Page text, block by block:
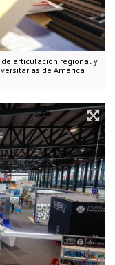
articulación regional y
de América